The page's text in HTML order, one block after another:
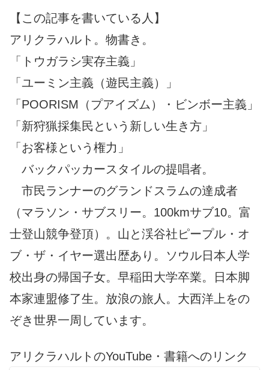
【この記事を書いている人】
アリクラハルト。物書き。
「トウガラシ実存主義」
「ユーミン主義（遊民主義）」
「POORISM（プアイズム）・ビンボー主義」
「新狩猟採集民という新しい生き方」
「お客様という権力」
バックパッカースタイルの提唱者。
市民ランナーのグランドスラムの達成者
（マラソン・サブスリー。100kmサブ10。富
士登山競争登頂）。山と渓谷社ピープル・オ
ブ・ザ・イヤー選出歴あり。ソウル日本人学
校出身の帰国子女。早稲田大学卒業。日本脚
本家連盟修了生。放浪の旅人。大西洋上をの
ぞき世界一周しています。
アリクラハルトのYouTube・書籍へのリンク